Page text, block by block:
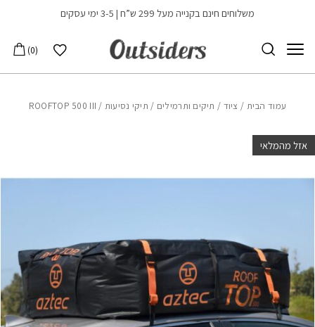
Skip to Contentמשלוחים חינם בקנייה מעל 299 ש”ח | 3-5 ימי עסקים
הרשימה שלי
0
עמוד הבית / ציוד / תיקים ותרמילים / תיקי נסיעות / ROOFTOP 500 III
אזל מהמלאי